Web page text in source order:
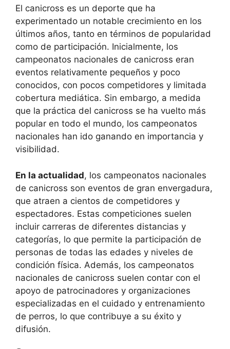
El canicross es un deporte que ha
experimentado un notable crecimiento en los
últimos años, tanto en términos de popularidad
como de participación. Inicialmente, los
campeonatos nacionales de canicross eran
eventos relativamente pequeños y poco
conocidos, con pocos competidores y limitada
cobertura mediática. Sin embargo, a medida
que la práctica del canicross se ha vuelto más
popular en todo el mundo, los campeonatos
nacionales han ido ganando en importancia y
visibilidad.
En la actualidad, los campeonatos nacionales
de canicross son eventos de gran envergadura,
que atraen a cientos de competidores y
espectadores. Estas competiciones suelen
incluir carreras de diferentes distancias y
categorías, lo que permite la participación de
personas de todas las edades y niveles de
condición física. Además, los campeonatos
nacionales de canicross suelen contar con el
apoyo de patrocinadores y organizaciones
especializadas en el cuidado y entrenamiento
de perros, lo que contribuye a su éxito y
difusión.